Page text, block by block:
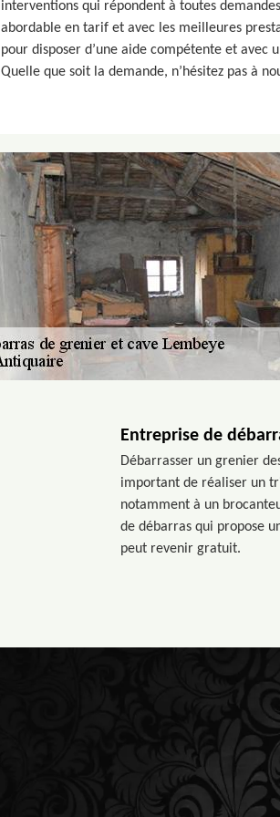
interventions qui répondent à toutes
abordable en tarif et avec les meilleures
pour disposer d’une aide compétente et avec
Quelle que soit la demande, n’hésitez pas à
Entreprise de
Débarrasser un grenier
important de réaliser un
notamment à un
de débarras qui propose
peut revenir gratuit.